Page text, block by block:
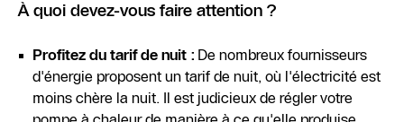
À quoi devez-vous faire attention ?
Profitez du tarif de nuit : De nombreux fournisseurs
d'énergie proposent un tarif de nuit, où l'électricité est
moins chère la nuit. Il est judicieux de régler votre